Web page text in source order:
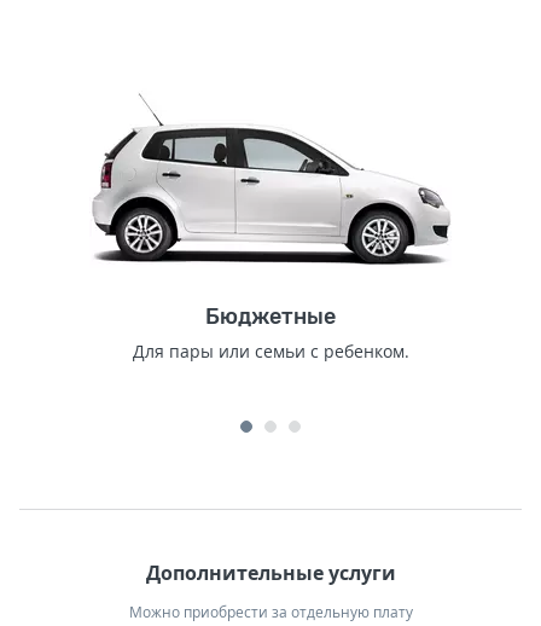
Бюджетные
Для пары или семьи с ребенком.
Дополнительные услуги
Можно приобрести за отдельную плату